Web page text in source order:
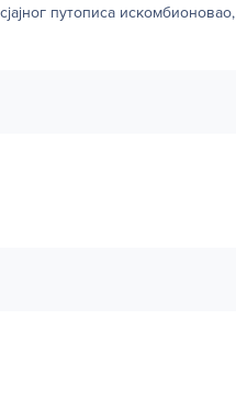
путописа искомбионовао,